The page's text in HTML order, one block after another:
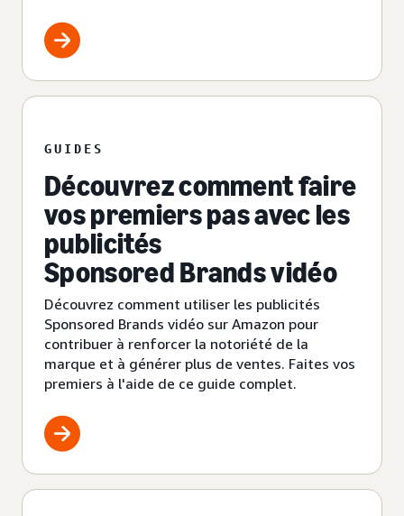
GUIDES
Découvrez comment faire
vos premiers pas avec les
publicités
Sponsored Brands vidéo
Découvrez comment utiliser les publicités
Sponsored Brands vidéo sur Amazon pour
contribuer à renforcer la notoriété de la
marque et à générer plus de ventes. Faites vos
premiers à l'aide de ce guide complet.